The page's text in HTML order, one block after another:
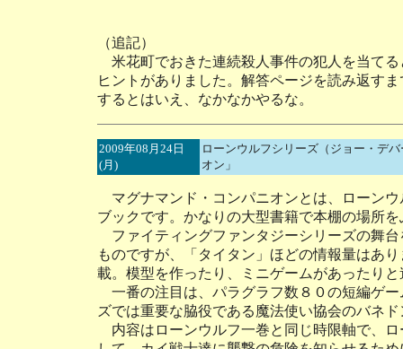
（追記）
米花町でおきた連続殺人事件の犯人を当て
ヒントがありました。解答ページを読み返す
するとはいえ、なかなかやるな。
2009年08月24日
(月)
ローンウルフシリーズ（ジョー・デ
オン」
マグナマンド・コンパニオンとは、ローン
ブックです。かなりの大型書籍で本棚の場所
ファイティングファンタジーシリーズの舞
ものですが、「タイタン」ほどの情報量はあ
載。模型を作ったり、ミニゲームがあったり
一番の注目は、パラグラフ数８０の短編ゲ
ズでは重要な脇役である魔法使い協会のバネ
内容はローンウルフ一巻と同じ時限軸で、